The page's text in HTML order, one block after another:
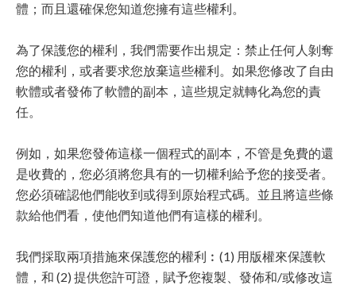
體；而且還確保您知道您擁有這些權利。
為了保護您的權利，我們需要作出規定：禁止任何人剝奪
您的權利，或者要求您放棄這些權利。如果您修改了自由
軟體或者發佈了軟體的副本，這些規定就轉化為您的責
任。
例如，如果您發佈這樣一個程式的副本，不管是免費的還
是收費的，您必須將您具有的一切權利給予您的接受者。
您必須確認他們能收到或得到原始程式碼。並且將這些條
款給他們看，使他們知道他們有這樣的權利。
我們採取兩項措施來保護您的權利︰(1) 用版權來保護軟
體，和 (2) 提供您許可證，賦予您複製、發佈和/或修改這